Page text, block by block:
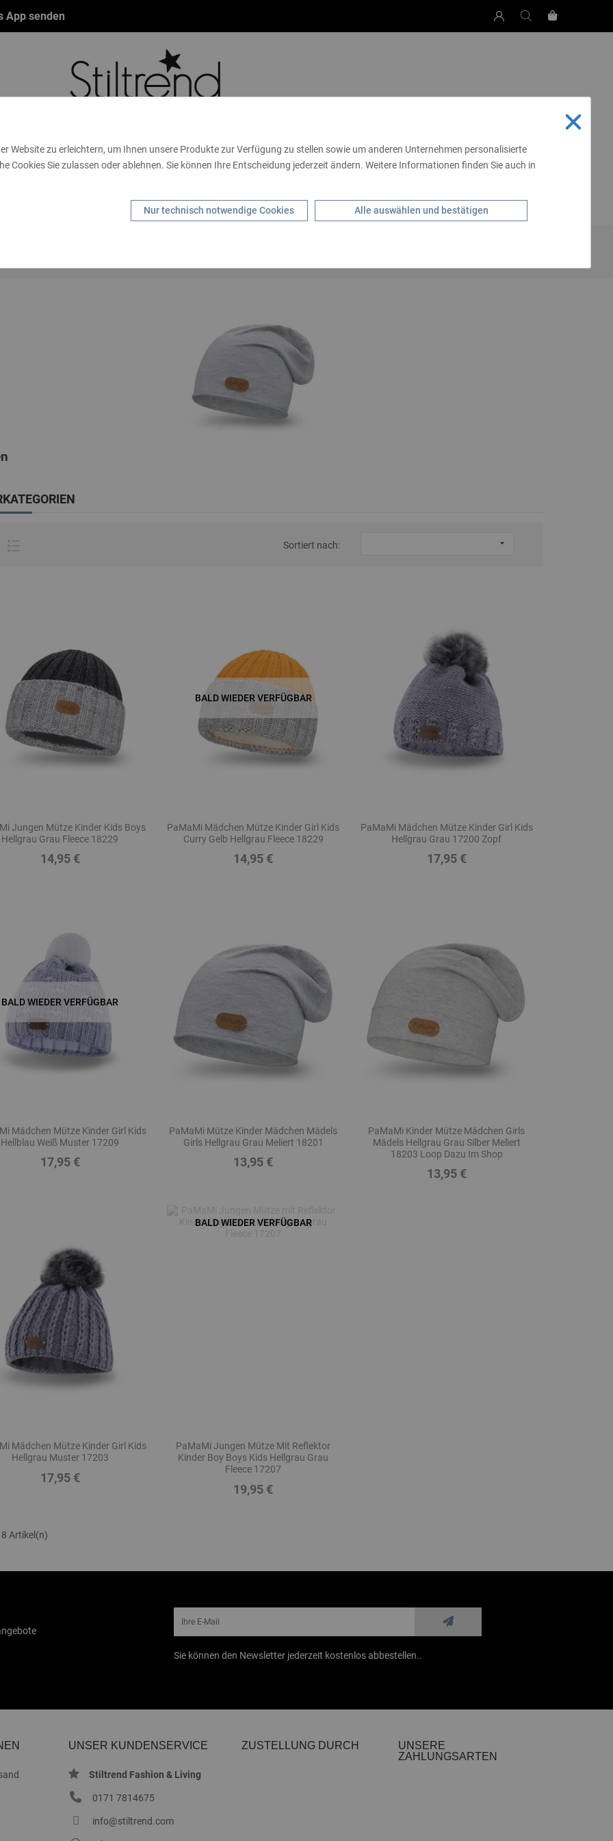
App senden
FASHION THEMEN GUTSCHEINE TASCHEN & MEHR LIVING SCHMUCK
HANDSCHUHE KIDS MARKEN GÜRTEL
Sortiert nach: 
Jungen Mütze Kinder Kids Boys
Hellgrau Grau Fleece 18229
Preis
14,95 €
BALD WIEDER VERFÜGBAR
PaMaMi Mädchen Mütze Kinder Girl Kids
Curry Gelb Hellgrau Fleece 18229
Preis
14,95 €
PaMaMi Mädchen Mütze Kinder Girl Kids
Hellgrau Grau 17200 Zopf
Preis
17,95 €
BALD WIEDER VERFÜGBAR
Mädchen Mütze Kinder Girl Kids
Hellblau Weiß Muster 17209
Preis
17,95 €
PaMaMi Mütze Kinder Mädchen Mädels
Girls Hellgrau Grau Meliert 18201
Preis
13,95 €
PaMaMi Kinder Mütze Mädchen Girls
Mädels Hellgrau Grau Silber Meliert
18203 Loop Dazu Im Shop
Preis
13,95 €
Mädchen Mütze Kinder Girl Kids
Hellgrau Muster 17203
Preis
17,95 €
BALD WIEDER VERFÜGBAR
PaMaMi Jungen Mütze Mit Reflektor
Kinder Boy Boys Kids Hellgrau Grau
Fleece 17207
Preis
19,95 €
8 Artikel(n)
Sie können den Newsletter jederzeit kostenlos abbestellen..
UNSER KUNDENSERVICE
Stiltrend Fashion & Living
0171 7814675
info@stiltrend.com
ZUSTELLUNG DURCH
UNSERE
ZAHLUNGSARTEN
Website zu erleichtern, um Ihnen unsere Produkte zur Verfügung zu stellen sowie um anderen Unternehmen personalisierte
Cookies Sie zulassen oder ablehnen. Sie können Ihre Entscheidung jederzeit ändern. Weitere Informationen finden Sie auch in
Nur technisch notwendige Cookies Alle auswählen und bestätigen